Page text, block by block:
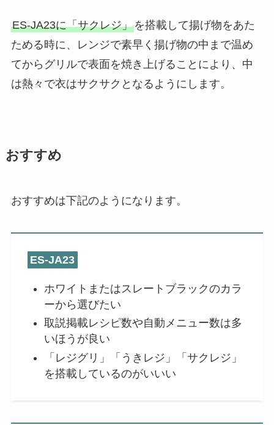
ES-JA23に「サクレジ」を搭載して揚げ物をあた
ためる時に、レンジで素早く揚げ物の中まで温め
てからグリルで表面を焼き上げることにより、中
は熱々で衣はサクサクとなるようにします。
おすすめ
おすすめは下記のようになります。
ES-JA23
ホワイトまたはスレートブラックのカラ
ーから選びたい
取説掲載レシピ数や自動メニュー数は多
いほうが良い
「レジグリ」「うきレジ」「サクレジ」
を搭載しているのがいいい